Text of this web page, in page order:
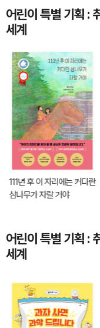
어린이 특별 기획 :
세계
111년 후 이 자리에는 커다란
삼나무가 자랄 거야
어린이 특별 기획 :
세계